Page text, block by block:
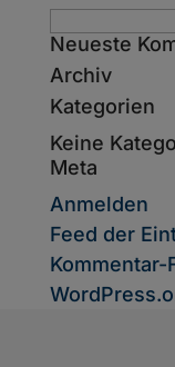
nach:
Neueste
Archiv
Kategorien
Keine
Meta
Anmelden
Feed der
Kommentar-